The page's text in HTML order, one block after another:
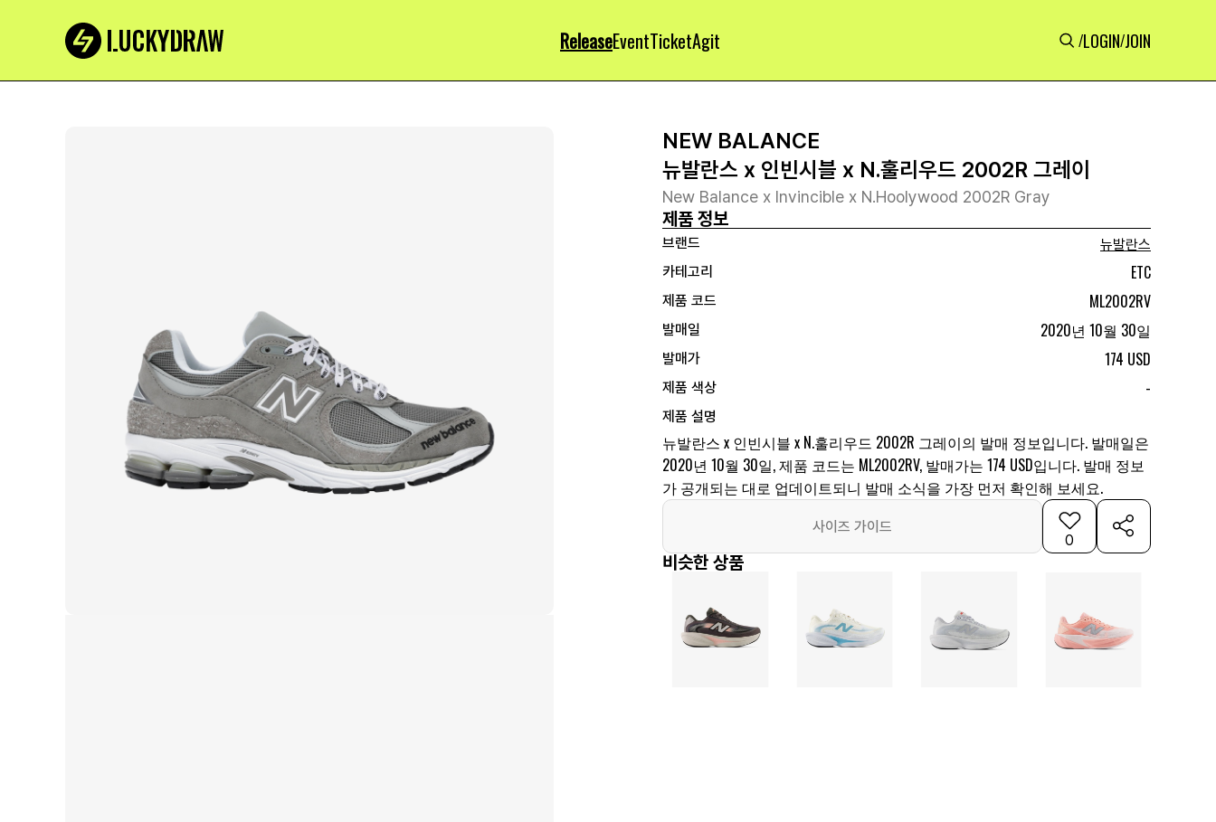
ReleaseEventTicketAgit /LOGIN/JOIN
NEW BALANCE
뉴발란스 x 인빈시블 x N.훌리우드 2002R 그레이
New Balance x Invincible x N.Hoolywood 2002R Gray
제품 정보
브랜드
뉴발란스
카테고리
ETC
제품 코드 ML2002RV
발매일 2020년 10월 30일
발매가 174 USD
제품 색상 -
제품 설명
뉴발란스 x 인빈시블 x N.훌리우드 2002R 그레이의 발매 정보입니다. 발매일은
2020년 10월 30일, 제품 코드는 ML2002RV, 발매가는 174 USD입니다. 발매 정보
가 공개되는 대로 업데이트되니 발매 소식을 가장 먼저 확인해 보세요.
사이즈 가이드
0
비슷한 상품